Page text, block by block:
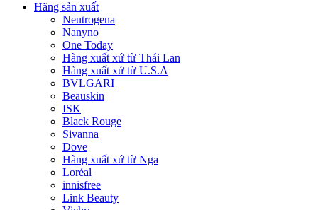
Hãng sản xuất
Neutrogena
Nanyno
One Today
Hàng xuất xứ từ Thái Lan
Hàng xuất xứ từ U.S.A
BVLGARI
Beauskin
ISK
Black Rouge
Sivanna
Dove
Hàng xuất xứ từ Nga
Loréal
innisfree
Link Beauty